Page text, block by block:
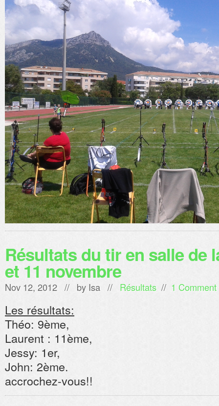
Résultats du tir en salle de
et 11 novembre
Nov 12, 2012 // by Isa // Résultats // 1 Comment
Les résultats:
Théo: 9ème,
Laurent : 11ème,
Jessy: 1er,
John: 2ème.
accrochez-vous!!